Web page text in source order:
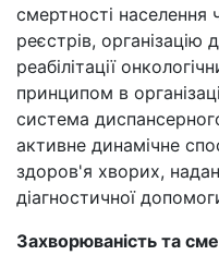
смертності
реєстрів, організацію
реабілітації
принципом в
система
активне динамічне
здоров'я хворих,
діагностичної
Захворюваність та